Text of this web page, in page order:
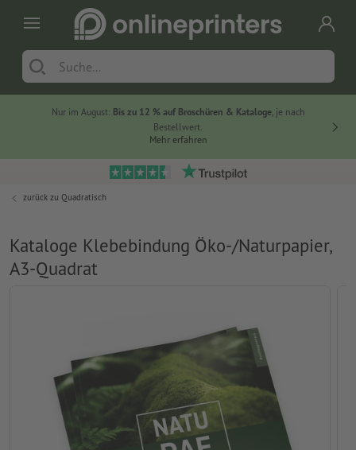
Nur im August: Bis zu 12 % auf Broschüren & Kataloge, je nach
Bestellwert.
Mehr erfahren
zurück zu Quadratisch
Kataloge Klebebindung Öko-/Naturpapier,
A3-Quadrat